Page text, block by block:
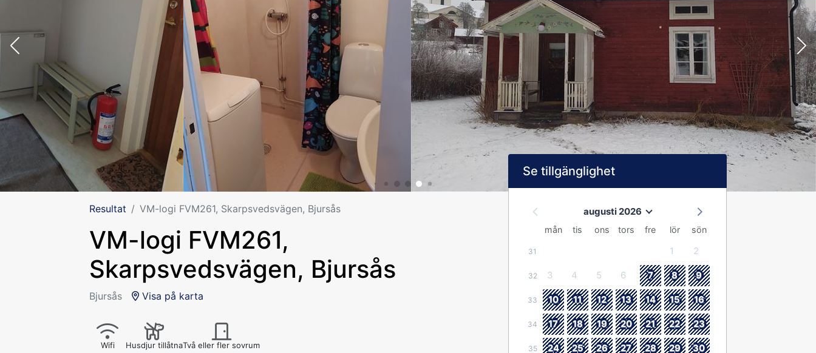
Resultat VM-logi FVM261, Skarpsvedsvägen, Bjursås
VM-logi FVM261,
Skarpsvedsvägen, Bjursås
Bjursås Visa på karta
Wifi Husdjur tillåtnaTvå eller fler sovrum
Se tillgänglighet
augusti 2026
mån tis ons tors fre lör sön
31 1 2
32 3 4 5 6 7 8 9
33 10 11 12 13 14 15 16
34 17 18 19 20 21 22 23
35 24 25 26 27 28 29 30